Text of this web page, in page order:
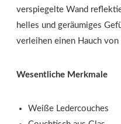
verspiegelte Wand
helles und geräumiges
verleihen einen Hauch von
Wesentliche Merkmale
Weiße Ledercouches